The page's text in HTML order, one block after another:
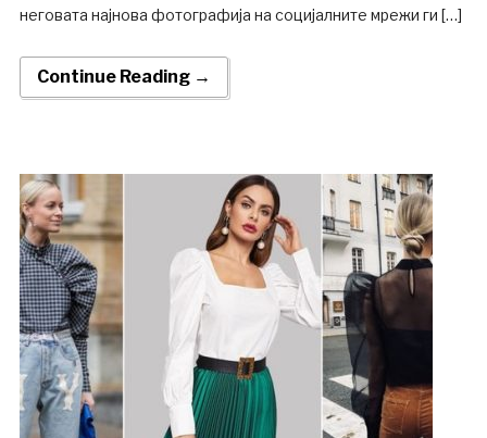
неговата најнова фотографија на социјалните мрежи ги […]
Continue Reading →